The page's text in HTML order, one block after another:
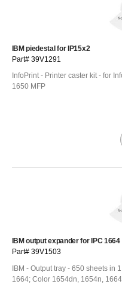
IBM piedestal for IP15x2
Part# 39V1291
InfoPrint - Printer caster kit - for
1650 MFP
IBM output expander for IPC 1664
Part# 39V1503
IBM - Output tray - 650 sheets in
1664; Color 1654dn, 1654n,